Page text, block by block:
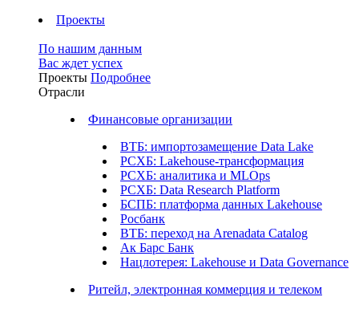
Проекты
По нашим данным
Вас ждет успех
Проекты Подробнее
Отрасли
Финансовые организации
ВТБ: импортозамещение Data Lake
РСХБ: Lakehouse-трансформация
РСХБ: аналитика и MLOps
РСХБ: Data Research Platform
БСПБ: платформа данных Lakehouse
Росбанк
ВТБ: переход на Arenadata Catalog
Ак Барс Банк
Нацлотерея: Lakehouse и Data Governance
Ритейл, электронная коммерция и телеком